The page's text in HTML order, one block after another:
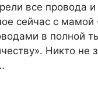
все провода
сейчас с
в полной
Никто не